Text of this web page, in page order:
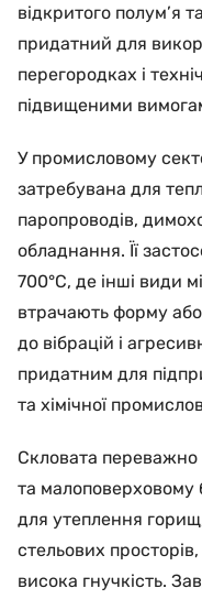
відкритого полум’я
придатний для
перегородках і
підвищеними
У промисловому
затребувана для
паропроводів,
обладнання. Її
700°C, де інші види
втрачають форму
до вібрацій і
придатним для
та хімічної
Скловата
та малоповерховому
для утеплення
стельових
висока гнучкість.